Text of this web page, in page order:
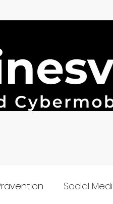
Social